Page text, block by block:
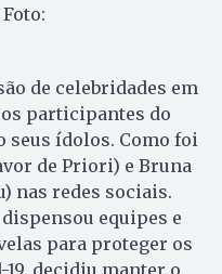
de celebridades em
participantes do
seus ídolos. Como foi
de Priori) e Bruna
nas redes sociais.
dispensou equipes e
para proteger os
decidiu manter o